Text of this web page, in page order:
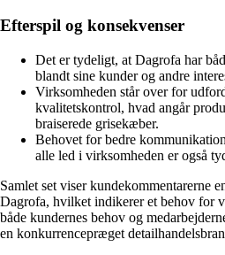
Efterspil og konsekvenser
Det er tydeligt, at Dagrofa har
blandt sine kunder og andre
Virksomheden står over for
kvalitetskontrol, hvad angår
braiserede grisekæber.
Behovet for bedre
alle led i virksomheden er også
Samlet set viser kundekommentarerne
Dagrofa, hvilket indikerer et behov for
både kundernes behov og
en konkurrencepræget